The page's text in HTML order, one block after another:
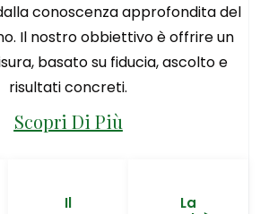
conoscenza approfondita del
Il nostro obbiettivo è offrire un
basato su fiducia, ascolto e
risultati concreti.
Scopri Di Più
Il
La